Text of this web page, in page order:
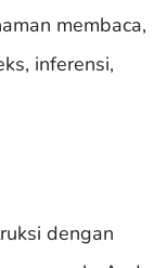
membaca,
inferensi,
dengan